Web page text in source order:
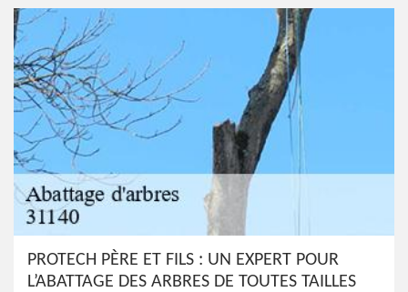
PROTECH PÈRE ET FILS : UN EXPERT POUR
L’ABATTAGE DES ARBRES DE TOUTES TAILLES